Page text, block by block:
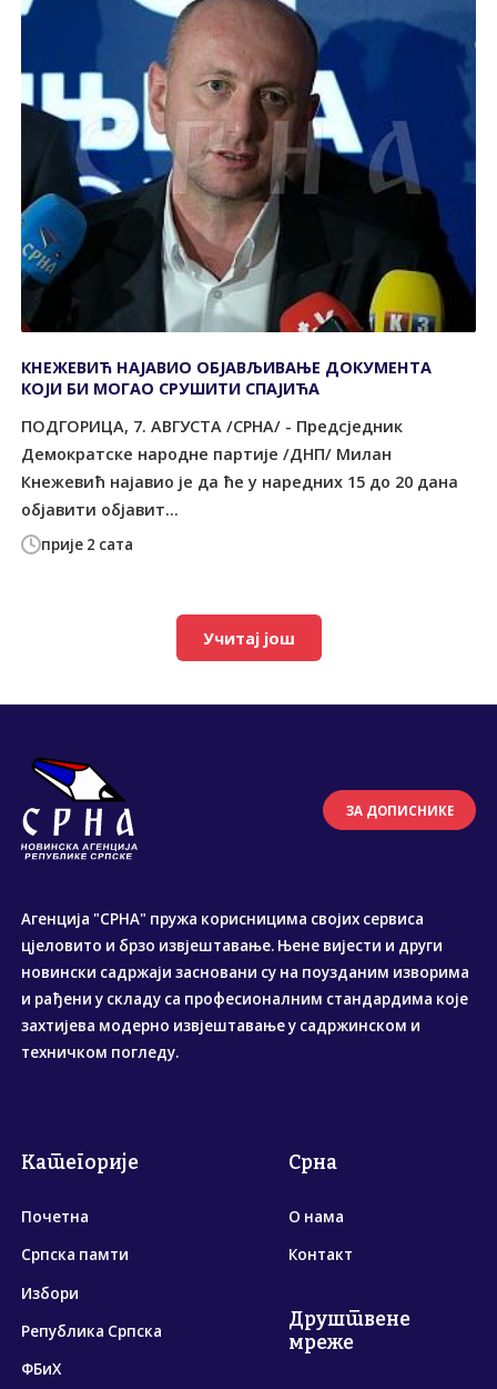
прије 2 сата
КНЕЖЕВИЋ НАЈАВИО ОБЈАВЉИВАЊЕ ДОКУМЕНТА
КОЈИ БИ МОГАО СРУШИТИ СПАЈИЋА
ПОДГОРИЦА, 7. АВГУСТА /СРНА/ - Предсједник
Демократске народне партије /ДНП/ Милан
Кнежевић најавио је да ће у наредних 15 до 20 дана
објавити објавит...
Учитај још
ЗА ДОПИСНИКЕ
Агенција "СРНА" пружа корисницима својих сервиса
цјеловито и брзо извјештавање. Њене вијести и други
новински садржаји засновани су на поузданим изворима
и рађени у складу са професионалним стандардима које
захтијева модерно извјештавање у садржинском и
техничком погледу.
Категорије
Почетна
Српска памти
Избори
Република Српска
ФБиХ
Срна
О нама
Контакт
Друштвене
мреже